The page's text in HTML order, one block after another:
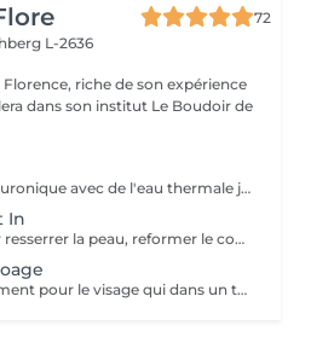
72
L-2636
dans son institut Le Boudoir de
En conjuguant l'acide hyaluronique avec de l'eau thermale japonaise provenant d'une source volcanique, cette gamme nourrit, répare et protège la peau. Ce soin donne une hydratation intense et immédiate avec un résultat de longue durée. Recommandé à tout âge.
In
Un nouveau concept pour resserrer la peau, reformer le contour du visage grâce à V-matrix innovant. V-matrix : un complexe d'une grande efficacité, qui se compose d'oligosaccharides et un peptide biomoléculaire. Soin exceptionnel anti-âge, liftant, raffermissant et repulpant qui renforce les contours du visage. Ce soin comprend le massage japonais Kobido. Age recommandé : 35+
Programme de rajeunissement pour le visage qui dans un temps record procure une peau lisse et une expression du visage plus détendue. Ce soin travaille sur les rides dynamiques et statiques, ainsi la peau est plus ferme. Age recommandé : 30+